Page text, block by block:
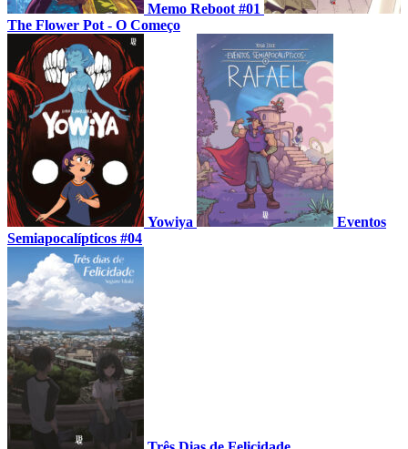
Memo Reboot #01
The Flower Pot - O Começo
Yowiya
Eventos
Semiapocalípticos #04